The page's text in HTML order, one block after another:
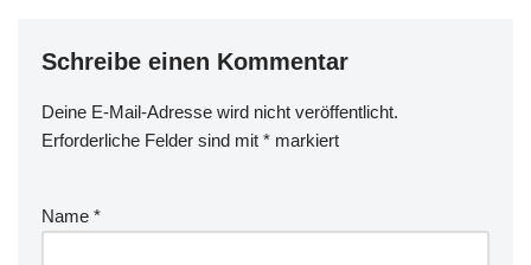
Schreibe einen Kommentar
Deine E-Mail-Adresse wird nicht veröffentlicht.
Erforderliche Felder sind mit * markiert
Name *